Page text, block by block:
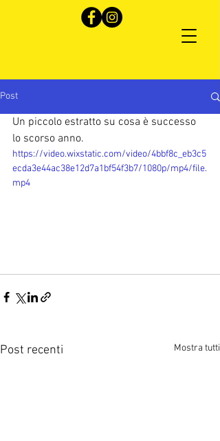
Post
Un piccolo estratto su cosa è successo
lo scorso anno.
https://video.wixstatic.com/video/4bbf8c_eb3c5
ecda3e44ac38e12d7a1bf54f3b7/1080p/mp4/file.
mp4
Post recenti Mostra tutti